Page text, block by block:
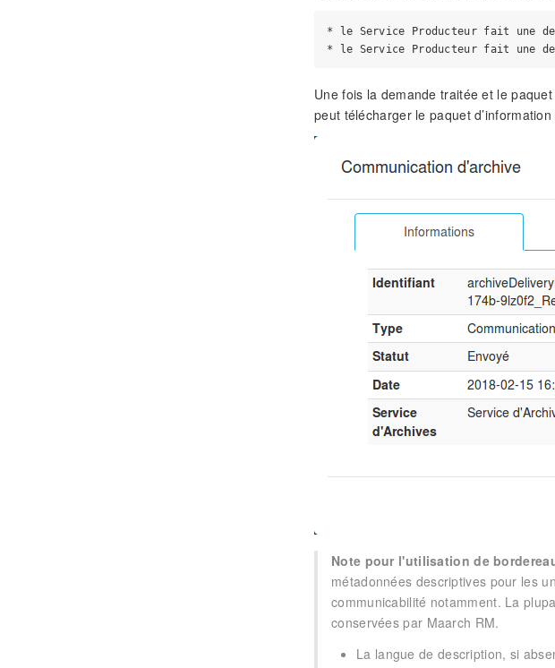
* le Service Producteur fait une
Une fois la demande traitée et le
peut télécharger le paquet
Note pour l'utilisation de
métadonnées descriptives pour les
communicabilité notamment. La
conservées par Maarch RM.
La langue de description, si